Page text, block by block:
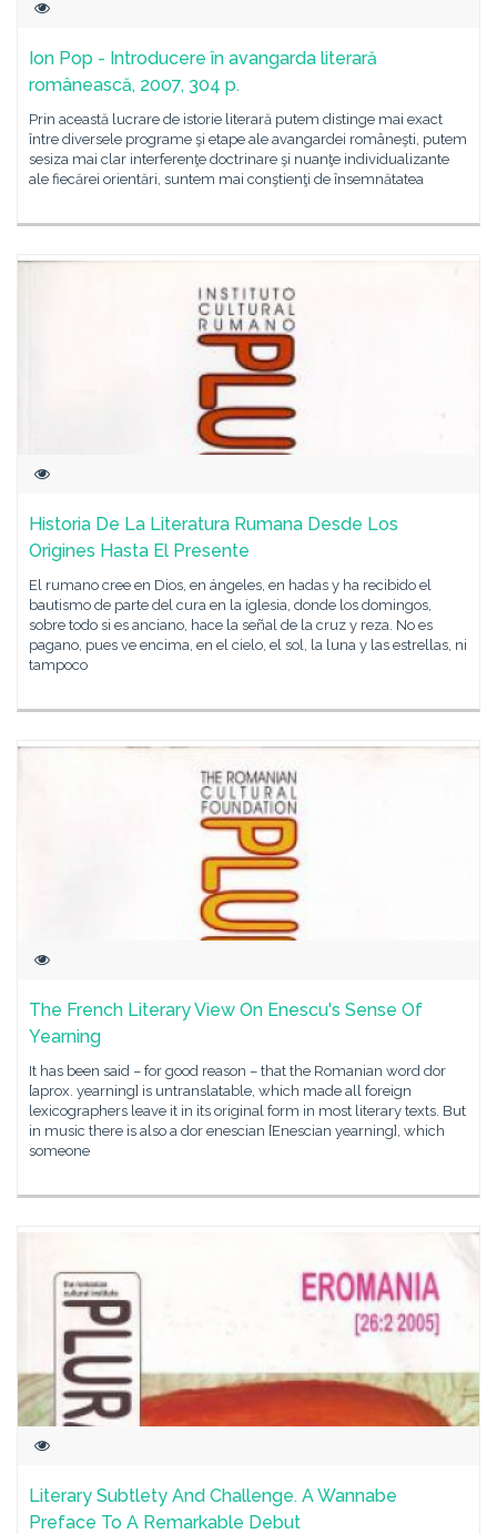
Ion Pop - Introducere în avangarda literară
românească, 2007, 304 p.
Prin această lucrare de istorie literară putem distinge mai exact
între diversele programe şi etape ale avangardei româneşti, putem
sesiza mai clar interferenţe doctrinare şi nuanţe individualizante
ale fiecărei orientări, suntem mai conştienţi de însemnătatea
Historia De La Literatura Rumana Desde Los
Origines Hasta El Presente
El rumano cree en Dios, en ángeles, en hadas y ha recibido el
bautismo de parte del cura en la iglesia, donde los domingos,
sobre todo si es anciano, hace la señal de la cruz y reza. No es
pagano, pues ve encima, en el cielo, el sol, la luna y las estrellas, ni
tampoco
The French Literary View On Enescu's Sense Of
Yearning
It has been said – for good reason – that the Romanian word dor
[aprox. yearning] is untranslatable, which made all foreign
lexicographers leave it in its original form in most literary texts. But
in music there is also a dor enescian [Enescian yearning], which
someone
Literary Subtlety And Challenge. A Wannabe
Preface To A Remarkable Debut